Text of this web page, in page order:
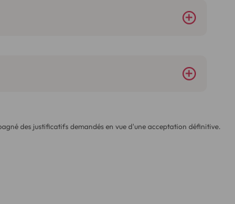
des justificatifs demandés en vue d'une acceptation définitive.